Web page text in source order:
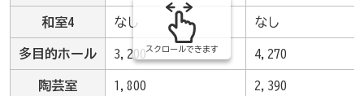
和室4 なし なし
多目的ホール 3,200 4,270
陶芸室 1,800 2,390
スクロールできます